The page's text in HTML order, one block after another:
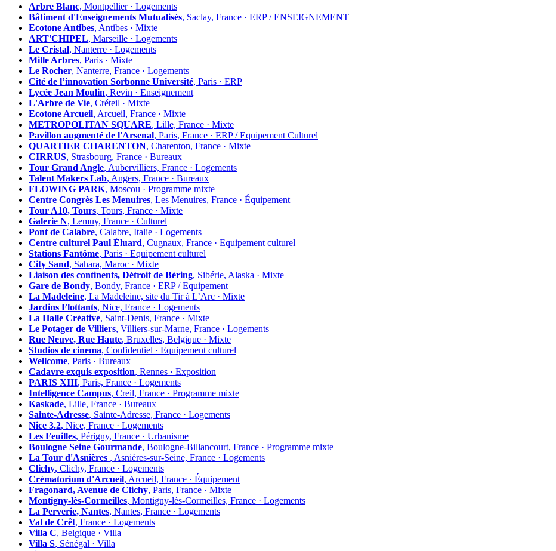
Arbre Blanc, Montpellier · Logements
Bâtiment d'Enseignements Mutualisés, Saclay, France · ERP / ENSEIGNEMENT
Ecotone Antibes, Antibes · Mixte
ART'CHIPEL, Marseille · Logements
Le Cristal, Nanterre · Logements
Mille Arbres, Paris · Mixte
Le Rocher, Nanterre, France · Logements
Cité de l’innovation Sorbonne Université, Paris · ERP
Lycée Jean Moulin, Revin · Enseignement
L'Arbre de Vie, Créteil · Mixte
Ecotone Arcueil, Arcueil, France · Mixte
METROPOLITAN SQUARE, Lille, France · Mixte
Pavillon augmenté de l'Arsenal, Paris, France · ERP / Equipement Culturel
QUARTIER CHARENTON, Charenton, France · Mixte
CIRRUS, Strasbourg, France · Bureaux
Tour Grand Angle, Aubervilliers, France · Logements
Talent Makers Lab, Angers, France · Bureaux
FLOWING PARK, Moscou · Programme mixte
Centre Congrès Les Menuires, Les Menuires, France · Équipement
Tour A10, Tours, Tours, France · Mixte
Galerie N, Lemuy, France · Culturel
Pont de Calabre, Calabre, Italie · Logements
Centre culturel Paul Éluard, Cugnaux, France · Equipement culturel
Stations Fantôme, Paris · Equipement culturel
City Sand, Sahara, Maroc · Mixte
Liaison des continents, Détroit de Béring, Sibérie, Alaska · Mixte
Gare de Bondy, Bondy, France · ERP / Equipement
La Madeleine, La Madeleine, site du Tir à L’Arc · Mixte
Jardins Flottants, Nice, France · Logements
La Halle Créative, Saint-Denis, France · Mixte
Le Potager de Villiers, Villiers-sur-Marne, France · Logements
Rue Neuve, Rue Haute, Bruxelles, Belgique · Mixte
Studios de cinema, Confidentiel · Equipement culturel
Wellcome, Paris · Bureaux
Cadavre exquis exposition, Rennes · Exposition
PARIS XIII, Paris, France · Logements
Intelligence Campus, Creil, France · Programme mixte
Kaskade, Lille, France · Bureaux
Sainte-Adresse, Sainte-Adresse, France · Logements
Nice 3.2, Nice, France · Logements
Les Feuilles, Périgny, France · Urbanisme
Boulogne Seine Gourmande, Boulogne-Billancourt, France · Programme mixte
La Tour d'Asnières , Asnières-sur-Seine, France · Logements
Clichy, Clichy, France · Logements
Crématorium d'Arcueil, Arcueil, France · Équipement
Fragonard, Avenue de Clichy, Paris, France · Mixte
Montigny-lès-Cormeilles, Montigny-lès-Cormeilles, France · Logements
La Perverie, Nantes, Nantes, France · Logements
Val de Crêt, France · Logements
Villa C, Belgique · Villa
Villa S, Sénégal · Villa